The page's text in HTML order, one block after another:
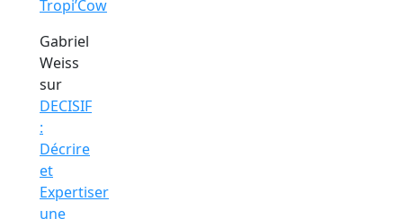
Tropi’Cow
Gabriel
Weiss
sur
DECISIF
:
Décrire
et
Expertiser
une